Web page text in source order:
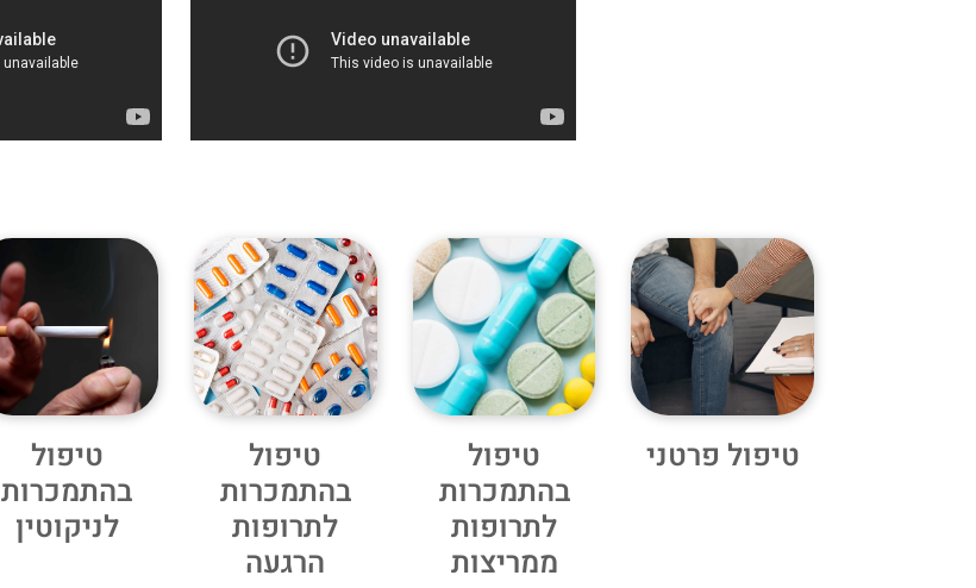
טיפול פרטני
טיפול
בהתמכרות
לתרופות
ממריצות
טיפול
בהתמכרות
לתרופות
הרגעה
טיפול
בהתמכרות
לניקוטין